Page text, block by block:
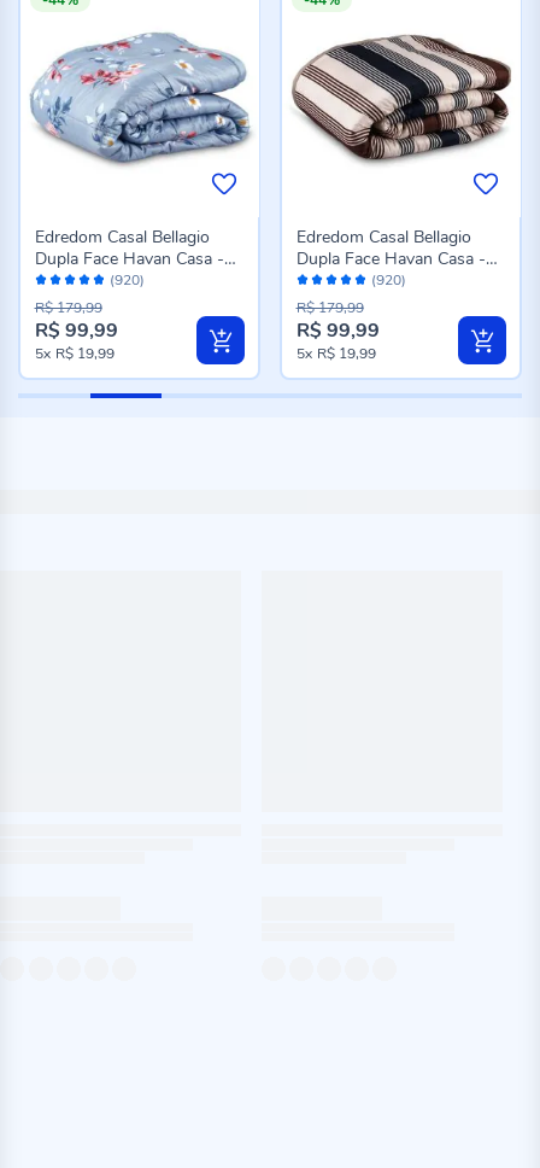
Avaliação:
96%
(920)
Edredom Casal Bellagio
Dupla Face Havan Casa -
Jade Floral Azul
Preço
especial
R$ 99,99
R$ 179,99
5x R$ 19,99
Avaliação:
96%
(920)
Edredom Casal Bellagio
Dupla Face Havan Casa -
Caio Geo Azul
Preço
especial
R$ 99,99
R$ 179,99
5x R$ 19,99